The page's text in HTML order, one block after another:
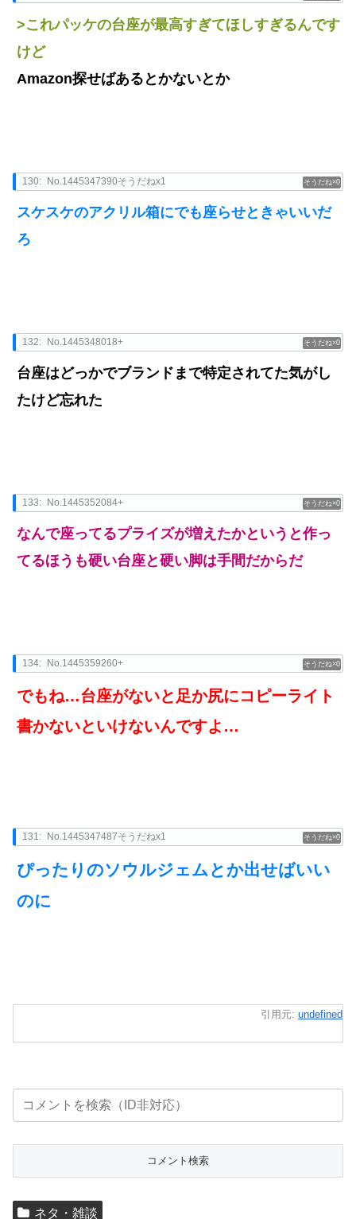
>これパッケの台座が最高すぎてほしすぎるんです
けど
Amazon探せばあるとかないとか
0
130: No.1445347390そうだねx1
スケスケのアクリル箱にでも座らせときゃいいだ
ろ
0
132: No.1445348018+
台座はどっかでブランドまで特定されてた気がし
たけど忘れた
0
133: No.1445352084+
なんで座ってるプライズが増えたかというと作っ
てるほうも硬い台座と硬い脚は手間だからだ
0
134: No.1445359260+
でもね…台座がないと足か尻にコピーライト
書かないといけないんですよ…
0
131: No.1445347487そうだねx1
ぴったりのソウルジェムとか出せばいい
のに
引用元: undefined
ネタ・雑談